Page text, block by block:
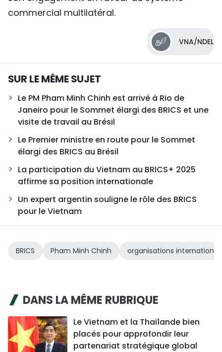
commercial multilatéral.
VNA/NDEL
SUR LE MÊME SUJET
Le PM Pham Minh Chinh est arrivé à Rio de
Janeiro pour le Sommet élargi des BRICS et une
visite de travail au Brésil
Le Premier ministre en route pour le Sommet
élargi des BRICS au Brésil
La participation du Vietnam au BRICS+ 2025
affirme sa position internationale
Un expert argentin souligne le rôle des BRICS
pour le Vietnam
BRICS Pham Minh Chinh organisations
DANS LA MÊME RUBRIQUE
Le Vietnam et la Thaïlande bien
placés pour approfondir leur
partenariat stratégique global